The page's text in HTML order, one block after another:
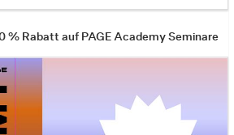
% Rabatt auf PAGE Academy Seminare